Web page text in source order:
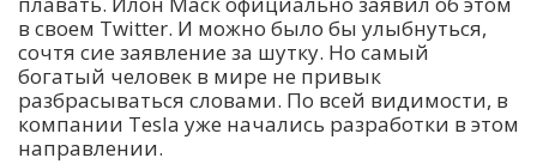
в своем Twitter. И можно было бы улыбнуться,
сочтя сие заявление за шутку. Но самый
богатый человек в мире не привык
разбрасываться словами. По всей видимости, в
компании Tesla уже начались разработки в этом
направлении.